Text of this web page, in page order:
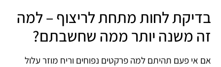
בדיקת לחות מתחת לריצוף – למה
זה משנה יותר ממה שחשבתם?
אם אי פעם תהיתם למה פרקטים נפוחים וריח מוזר עלול